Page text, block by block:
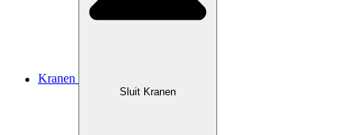
Kranen
Sluit Kranen